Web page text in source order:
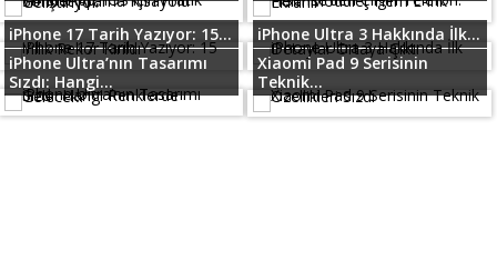
iPhone 17 Tarih Yazıyor: 15...
iPhone Ultra 3 Hakkında İlk...
iPhone Ultra’nın Tasarımı
Sızdı: Hangi...
Xiaomi Pad 9 Serisinin
Teknik...